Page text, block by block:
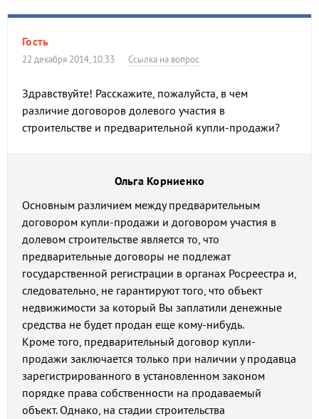
Гость
22 декабря 2014, 10:33 Ссылка на вопрос
Здравствуйте! Расскажите, пожалуйста, в чем
различие договоров долевого участия в
строительстве и предварительной купли-продажи?
Ольга Корниенко
Основным различием между предварительным
договором купли-продажи и договором участия в
долевом строительстве является то, что
предварительные договоры не подлежат
государственной регистрации в органах Росреестра и,
следовательно, не гарантируют того, что объект
недвижимости за который Вы заплатили денежные
средства не будет продан еще кому-нибудь.
Кроме того, предварительный договор купли-
продажи заключается только при наличии у продавца
зарегистрированного в установленном законом
порядке права собственности на продаваемый
объект. Однако, на стадии строительства